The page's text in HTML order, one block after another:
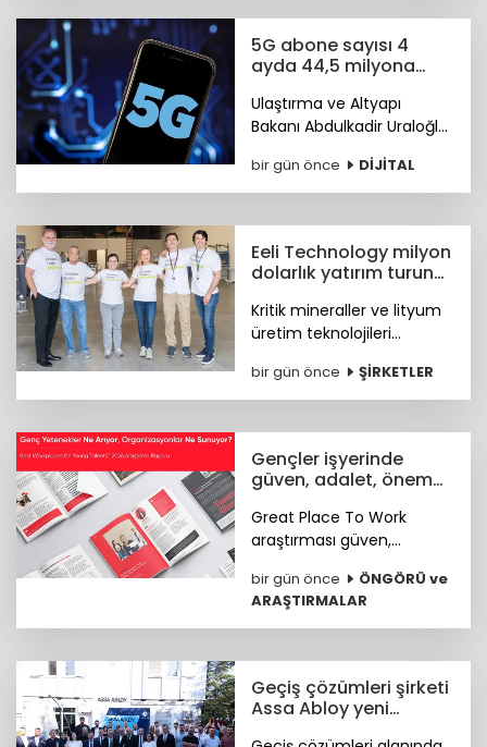
oluşan yeni bir ekip
geçiyor.
5G abone sayısı 4
ayda 44,5 milyona
Ulaştırma ve Altyapı
Bakanı Abdulkadir Uraloğlu,
44,5 milyona ulaştığını
bildirdi.
bir gün önce DİJİTAL
Eeli Technology milyon
dolarlık yatırım turunu
Kritik mineraller ve lityum
üretim teknolojileri
toplam 2 milyon dolar
tutarındaki tohum öncesi
bir gün önce ŞİRKETLER
Gençler işyerinde
güven, adalet, önem
Great Place To Work
araştırması güven,
sağlık, anlam ve yapay
zekâya hazır kurum
kültürünün genç çalışan
temel unsurlar olduğunu
ortaya koydu.
bir gün önce
ÖNGÖRÜ ve
ARAŞTIRMALAR
Geçiş çözümleri şirketi
Assa Abloy yeni